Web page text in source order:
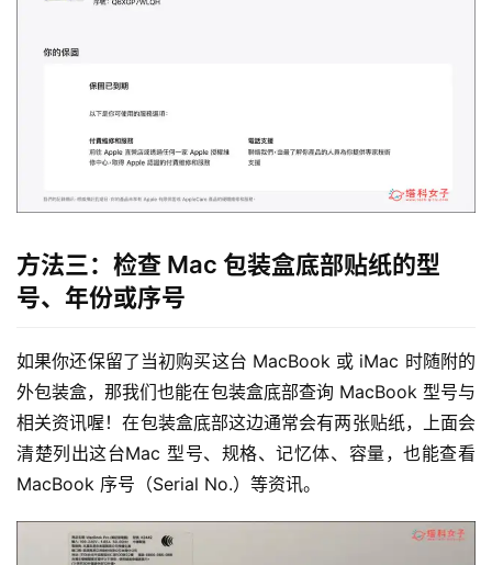
方法三：检查 Mac 包装盒底部贴纸的型
号、年份或序号
如果你还保留了当初购买这台 MacBook 或 iMac 时随附的
外包装盒，那我们也能在包装盒底部查询 MacBook 型号与
相关资讯喔！在包装盒底部这边通常会有两张贴纸，上面会
清楚列出这台Mac 型号、规格、记忆体、容量，也能查看
MacBook 序号（Serial No.）等资讯。